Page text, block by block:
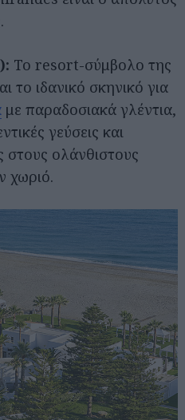
Το resort-σύμβολο της
το ιδανικό σκηνικό για
με παραδοσιακά γλέντια,
γεύσεις και
στους ολάνθιστους
χωριό.